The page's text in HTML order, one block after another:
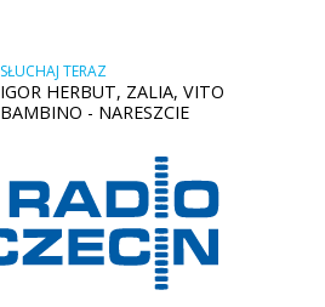
SŁUCHAJ TERAZ
IGOR HERBUT, ZALIA, VITO
BAMBINO - NARESZCIE